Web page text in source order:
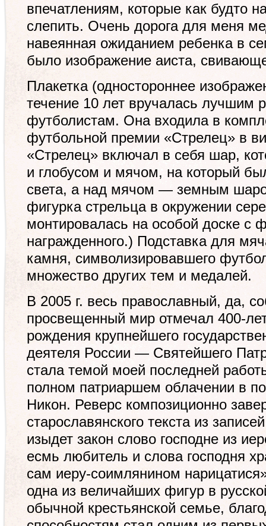
впечатлениям, которые как будто
слепить. Очень дорога для меня
навеянная ожиданием ребенка в
было изображение аиста,
Плакетка (одностороннее
течение 10 лет вручалась лучшим
футболистам. Она входила в
футбольной премии «Стрелец» в
«Стрелец» включал в себя шар,
и глобусом и мячом, на который
света, а над мячом — зем­ным
фигурка стрельца в окружении
монтировалась на особой доске с
награжденного.) Подставка для
камня, символизировавшего
множество других тем и медалей.
В 2005 г. весь православный, да,
просвещенный мир отмечал 400-
рождения крупнейшего
деятеля России — Святейшего
стала темой моей последней
полном патриаршем облачении в
Никон. Реверс композиционно
старославянского текста из
изыдет закон слово господне из
есмь любитель и слова господня
сам иеру-соимлянином
одна из величайших фигур в
обычной крестьянской семье,